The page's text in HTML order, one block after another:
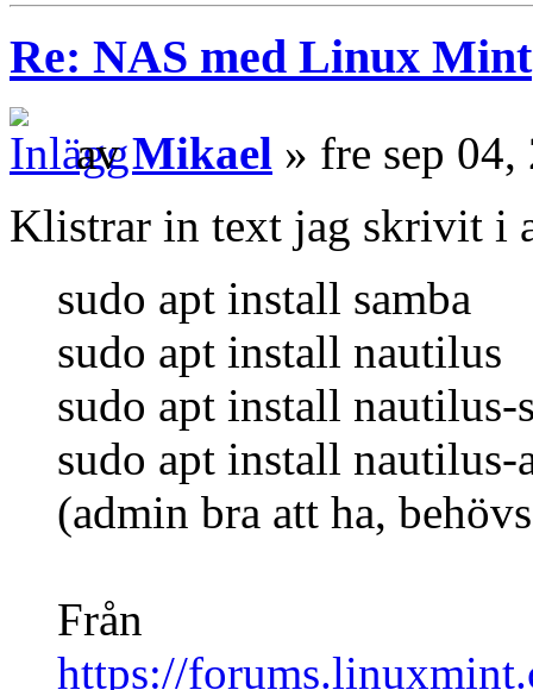
Re: NAS med Linux Mint
avMikael » fre sep
Klistrar in text jag skrivit i
sudo apt install samba
sudo apt install nautilus
sudo apt install nautilus-
sudo apt install nautilus-
(admin bra att ha,
Från
https://